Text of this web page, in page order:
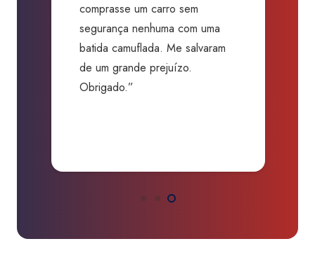
comprasse um carro sem
segurança nenhuma com uma
batida camuflada. Me salvaram
de um grande prejuízo.
Obrigado.”